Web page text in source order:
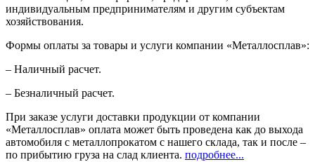
индивидуальным предпринимателям и другим субъектам
хозяйствования.
Формы оплаты за товары и услуги компании «Металлосплав»:
– Наличный расчет.
– Безналичный расчет.
При заказе услуги доставки продукции от компании
«Металлосплав» оплата может быть проведена как до выхода
автомобиля с металлопрокатом с нашего склада, так и после –
по прибытию груза на слад клиента. подробнее...